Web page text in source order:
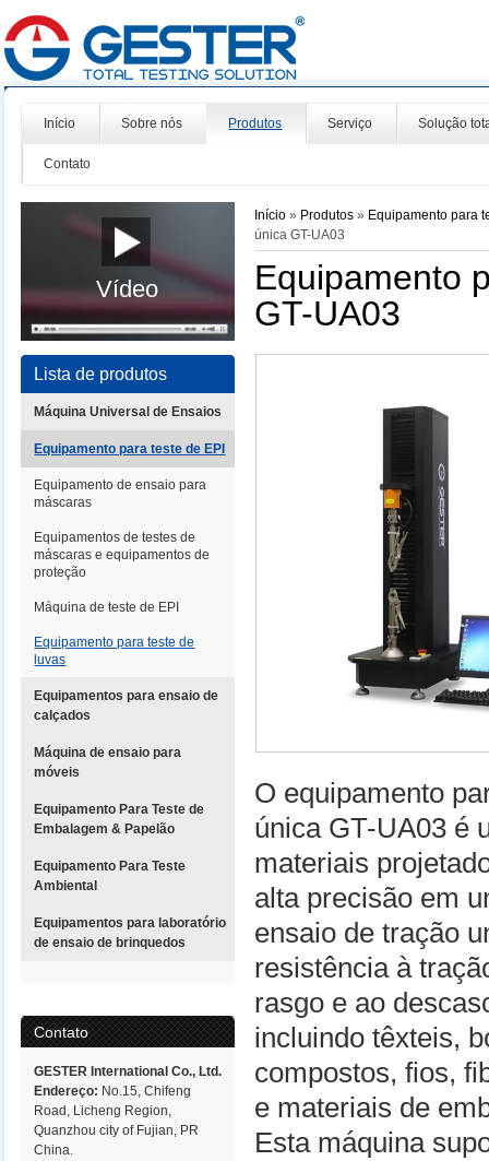
Início Sobre nós Produtos Serviço Solução
Contato
Vídeo
Lista de produtos
Máquina Universal de Ensaios
Equipamento para teste de EPI
Equipamento de ensaio para
máscaras
Equipamentos de testes de
máscaras e equipamentos de
proteção
Máquina de teste de EPI
Equipamento para teste de
luvas
Equipamentos para ensaio de
calçados
Máquina de ensaio para
móveis
Equipamento Para Teste de
Embalagem & Papelão
Equipamento Para Teste
Ambiental
Equipamentos para laboratório
de ensaio de brinquedos
Contato
GESTER International Co., Ltd.
Endereço: No.15, Chifeng
Road, Licheng Region,
Quanzhou city of Fujian, PR
China.
Início » Produtos» Equipamento para
única GT-UA03
Equipamento
GT-UA03
O equipamento
única GT-UA03 é
materiais
alta precisão em
ensaio de tração
resistência à
rasgo e ao
incluindo têxteis,
compostos, fios,
e materiais de
Esta máquina